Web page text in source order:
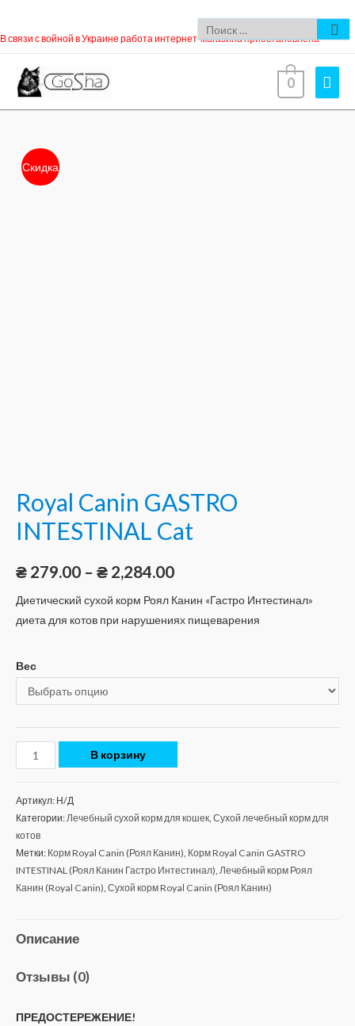
В связи с войной в Украине работа интернет-магазина приостановлена
0
Скидка
Royal Canin GASTRO
INTESTINAL Cat
₴ 279.00 – ₴ 2,284.00
Диетический сухой корм Роял Канин «Гастро Интестинал»
диета для котов при нарушениях пищеварения
Вес
В корзину
Артикул: Н/Д
Категории:Лечебный сухой корм для кошек, Сухой лечебный корм для
котов
Метки: Корм Royal Canin (Роял Канин), Корм Royal Canin GASTRO
INTESTINAL (Роял Канин Гастро Интестинал), Лечебный корм Роял
Канин (Royal Canin), Сухой корм Royal Canin (Роял Канин)
Описание
Отзывы (0)
ПРЕДОСТЕРЕЖЕНИЕ!